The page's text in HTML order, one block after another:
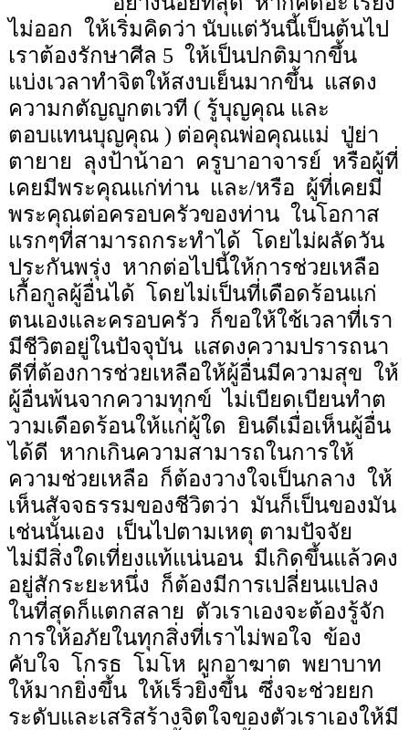
ไม่ออก ให้เริ่มคิดว่า นับแต่วันนี้เป็นต้นไป
เราต้องรักษาศีล 5 ให้เป็นปกติมากขึ้น
แบ่งเวลาทำจิตให้สงบเย็นมากขึ้น แสดง
ความกตัญญูกตเวที ( รู้บุญคุณ และ
ตอบแทนบุญคุณ ) ต่อคุณพ่อคุณแม่ ปู่ย่า
ตายาย
ลุงป้าน้าอา ครูบาอาจารย์ หรือผู้ที่
เคยมีพระคุณแก่ท่าน และ/หรือ ผู้ที่เคยมี
พระคุณต่อครอบครัวของท่าน ในโอกาส
แรกๆที่สามารถกระทำได้
โดยไม่ผลัดวัน
ประกันพรุ่ง หากต่อไปนี้ให้การช่วยเหลือ
เกื้อกูลผู้อื่นได้
โดยไม่เป็นที่เดือดร้อนแก่
ตนเองและครอบครัว ก็ขอให้ใช้เวลาที่เรา
มีชีวิตอยู่ในปัจจุบัน แสดงความปรารถนา
ดีที่ต้องการช่วยเหลือให้ผู้อื่นมีความสุข ให้
ผู้อื่นพ้นจากความทุกข์ ไม่เบียดเบียนทำต
วามเดือดร้อนให้แก่ผู้ใด ยินดีเมื่อเห็นผู้อื่น
ได้ดี หากเกินความสามารถในการให้
ความช่วยเหลือ ก็ต้องวางใจเป็นกลาง ให้
เห็นสัจจธรรมของชีวิตว่า มันก็เป็นของมัน
เช่นนั้นเอง
เป็นไปตามเหตุ ตามปัจจัย
ไม่มีสิ่งใดเที่ยงแท้แน่นอน มีเกิดขึ้นแล้วคง
อยู่สักระยะหนึ่ง ก็ต้องมีการเปลี่ยนแปลง
ในที่สุดก็แตกสลาย ตัวเราเองจะต้องรู้จัก
การให้อภัยในทุกสิ่งที่เราไม่พอใจ ข้อง
คับใจ
โกรธ โมโห ผูกอาฆาต พยาบาท
ให้มากยิ่งขึ้น ให้เร็วยิ่งขึ้น ซึ่งจะช่วยยก
ระดับและเสริสร้างจิตใจของตัวเราเองให้มี